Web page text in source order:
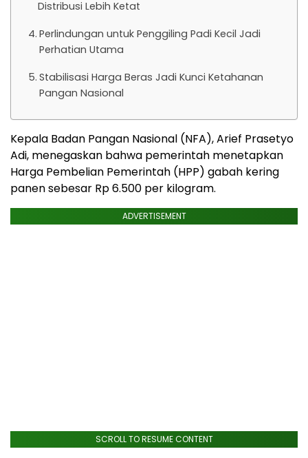
Distribusi Lebih Ketat
Perlindungan untuk Penggiling Padi Kecil Jadi
Perhatian Utama
Stabilisasi Harga Beras Jadi Kunci Ketahanan
Pangan Nasional
Kepala Badan Pangan Nasional (NFA), Arief Prasetyo
Adi, menegaskan bahwa pemerintah menetapkan
Harga Pembelian Pemerintah (HPP) gabah kering
panen sebesar Rp 6.500 per kilogram.
ADVERTISEMENT
SCROLL TO RESUME CONTENT